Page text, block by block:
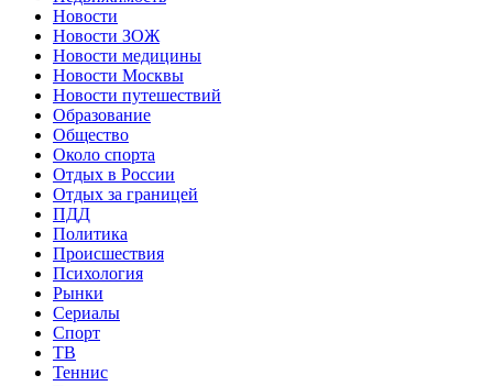
Новости
Новости ЗОЖ
Новости медицины
Новости Москвы
Новости путешествий
Образование
Общество
Около спорта
Отдых в России
Отдых за границей
ПДД
Политика
Происшествия
Психология
Рынки
Сериалы
Спорт
ТВ
Теннис